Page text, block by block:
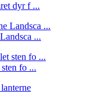
dyr f ...
...
fo ...